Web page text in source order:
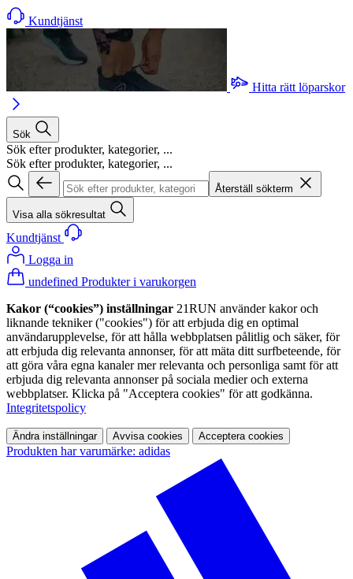
Kundtjänst
Hitta rätt löparskor
Sök
Sök efter produkter, kategorier, ...
Sök efter produkter, kategorier, ...
Återställ sökterm
Visa alla sökresultat
Kundtjänst
Logga in
undefined Produkter i varukorgen
Kakor (“cookies”) inställningar 21RUN använder kakor och
liknande tekniker ("cookies") för att erbjuda dig en optimal
användarupplevelse, för att hålla webbplatsen pålitlig och säker, för
att erbjuda dig relevanta annonser, för att mäta ditt surfbeteende, för
att göra våra egna kanaler mer relevanta och personliga samt för att
erbjuda dig relevanta annonser på sociala medier och externa
webbplatser. Klicka på "Acceptera cookies" för att godkänna.
Integritetspolicy
Ändra inställningar Avvisa cookies Acceptera cookies
Produkten har varumärke: adidas